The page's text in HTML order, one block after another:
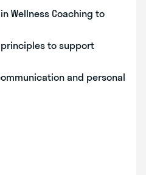
Wellness Coaching to
to support
and personal